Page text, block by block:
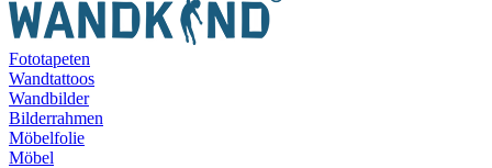
Fototapeten
Wandtattoos
Wandbilder
Bilderrahmen
Möbelfolie
Möbel